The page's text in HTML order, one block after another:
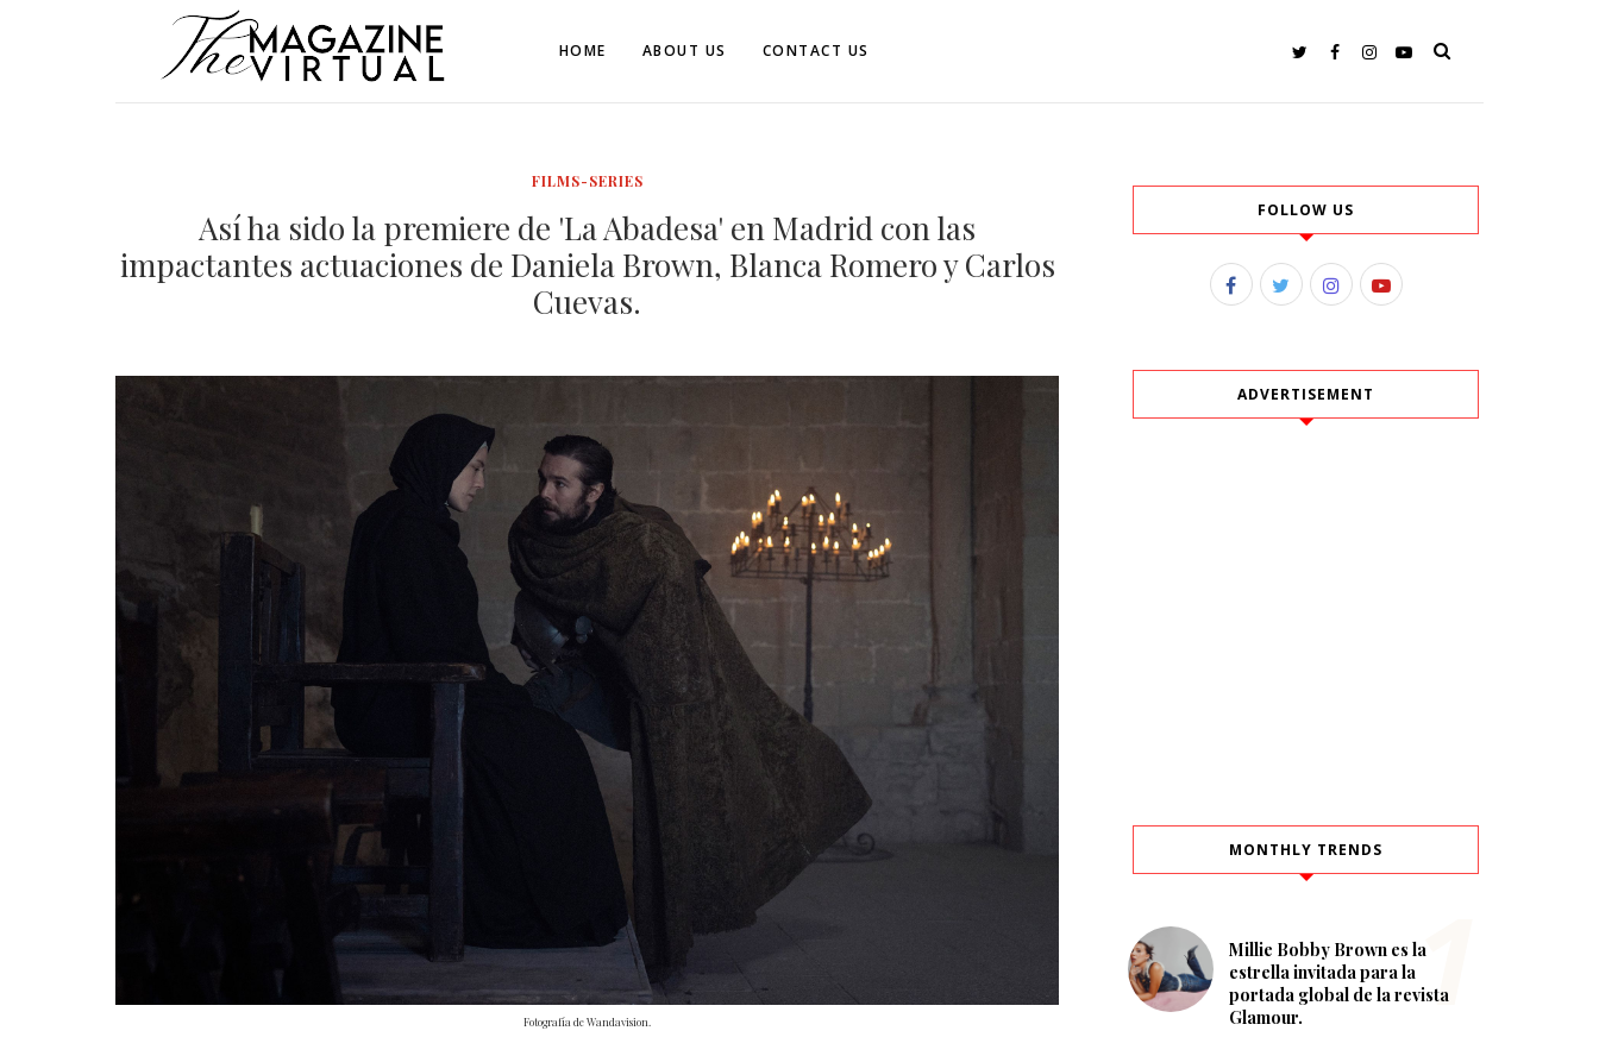
HOME ABOUT US CONTACT US
FILMS-SERIES
Así ha sido la premiere de 'La Abadesa' en Madrid con las
impactantes actuaciones de Daniela Brown, Blanca Romero y Carlos
Cuevas.
Fotografía de Wandavision.
FOLLOW US
ADVERTISEMENT
MONTHLY TRENDS
Millie Bobby Brown es la
estrella invitada para la
portada global de la revista
Glamour.